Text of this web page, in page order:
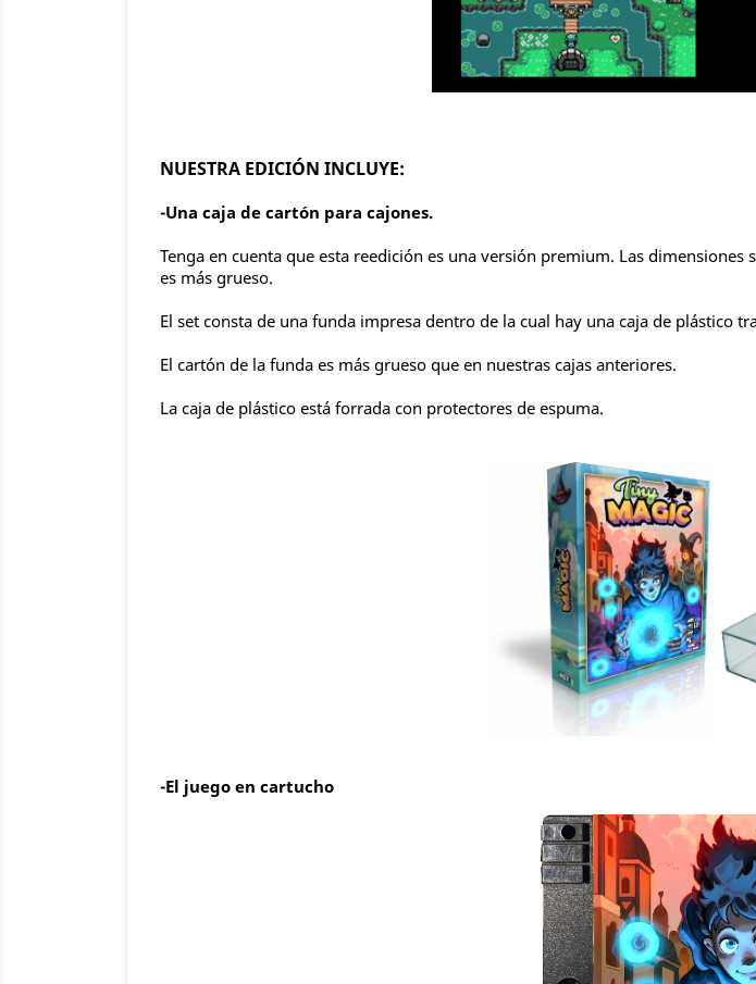
NUESTRA EDICIÓN INCLUYE:
-Una caja de cartón para cajones.
Tenga en cuenta que esta reedición es una versión premium. Las
es más grueso.
El set consta de una funda impresa dentro de la cual hay una caja de plástico
El cartón de la funda es más grueso que en nuestras cajas anteriores.
La caja de plástico está forrada con protectores de espuma.
-El juego en cartucho